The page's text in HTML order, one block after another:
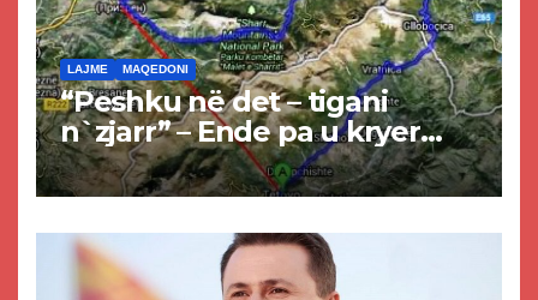
LAJME MAQEDONI
“Peshku në det – tigani
n`zjarr” – Ende pa u kryer
projekti i tunelit, komuna e
Tetovës nis punimet për